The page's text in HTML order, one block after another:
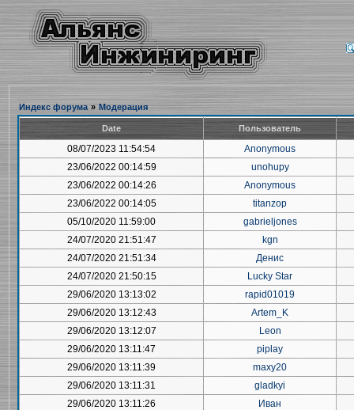
Индекс форума » Модерация
Date Пользователь
08/07/2023 11:54:54
Anonymous
23/06/2022 00:14:59
unohupy
23/06/2022 00:14:26
Anonymous
23/06/2022 00:14:05
titanzop
05/10/2020 11:59:00
gabrieljones
24/07/2020 21:51:47
kgn
24/07/2020 21:51:34
Денис
24/07/2020 21:50:15
Lucky Star
29/06/2020 13:13:02
rapid01019
29/06/2020 13:12:43
Artem_K
29/06/2020 13:12:07
Leon
29/06/2020 13:11:47
piplay
29/06/2020 13:11:39
maxy20
29/06/2020 13:11:31
gladkyi
29/06/2020 13:11:26
Иван